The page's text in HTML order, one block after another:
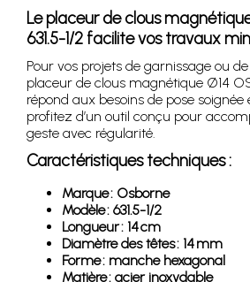
Le placeur de clous
631.5-1/2 facilite vos travaux
Pour vos projets de garnissage ou
placeur de clous magnétique Ø14
répond aux besoins de pose soignée
profitez d’un outil conçu pour
geste avec régularité.
Caractéristiques techniques :
Marque : Osborne
Modèle : 631.5-1/2
Longueur : 14 cm
Diamètre des têtes : 14 mm
Forme : manche hexagonal
Matière : acier inoxydable